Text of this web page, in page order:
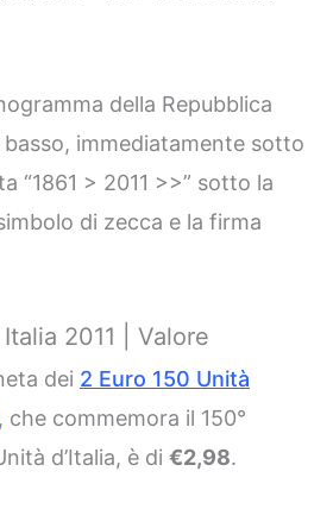
della Repubblica
immediatamente sotto
“1861 > 2011 >>” sotto la
di zecca e la firma
2011 | Valore
dei 2 Euro 150 Unità
, che commemora il 150°
d’Italia, è di €2,98.